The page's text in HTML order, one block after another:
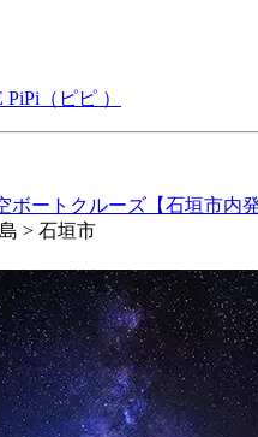
（ピピ ）
ボートクルーズ【石垣市内
> 石垣市